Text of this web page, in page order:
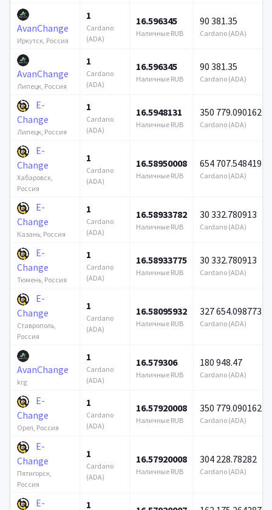
AvanChange
Иркутск, Россия
1
Cardano
(ADA)
16.596345
Наличные RUB
90 381.35
Cardano (ADA)
AvanChange
Липецк, Россия
1
Cardano
(ADA)
16.596345
Наличные RUB
90 381.35
Cardano (ADA)
E-
Change
Липецк, Россия
1
Cardano
(ADA)
16.5948131
Наличные RUB
350 779.090162
Cardano (ADA)
E-
Change
Хабаровск,
Россия
1
Cardano
(ADA)
16.58950008
Наличные RUB
654 707.548419
Cardano (ADA)
E-
Change
Казань, Россия
1
Cardano
(ADA)
16.58933782
Наличные RUB
30 332.780913
Cardano (ADA)
E-
Change
Тюмень, Россия
1
Cardano
(ADA)
16.58933775
Наличные RUB
30 332.780913
Cardano (ADA)
E-
Change
Ставрополь,
Россия
1
Cardano
(ADA)
16.58095932
Наличные RUB
327 654.098773
Cardano (ADA)
AvanChange
krg
1
Cardano
(ADA)
16.579306
Наличные RUB
180 948.47
Cardano (ADA)
E-
Change
Орел, Россия
1
Cardano
(ADA)
16.57920008
Наличные RUB
350 779.090162
Cardano (ADA)
E-
Change
Пятигорск,
Россия
1
Cardano
(ADA)
16.57920008
Наличные RUB
304 228.78282
Cardano (ADA)
E- 1